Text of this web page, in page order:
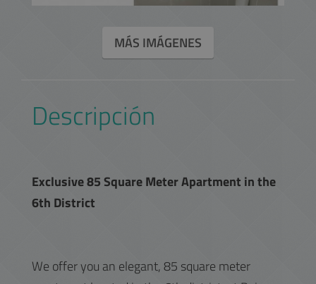
MÁS IMÁGENES
Descripción
Exclusive 85 Square Meter Apartment in the
6th District
We offer you an elegant, 85 square meter